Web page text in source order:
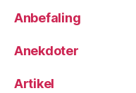
Anbefaling
Anekdoter
Artikel